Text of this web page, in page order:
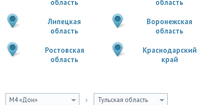
область
область
Липецкая
область
Воронежская
область
Ростовская
область
Краснодарский
край
М4 «Дон» Тульская область